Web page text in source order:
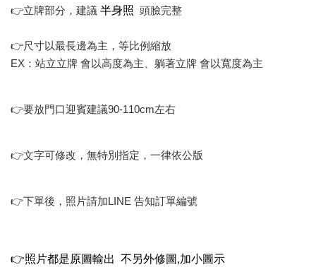
👉立牌部分，建議 半身照 頭臉完整
👉尺寸以最長邊為主，等比例縮放
EX：站立立牌 會以高度為主、躺著立牌 會以寬度為主
👉要放門口迎賓建議90-110cm左右
👉文字可修改，無特別指定，一律依公版
👉下單後，照片請加LINE 告知訂單編號
👉照片都是原圖輸出 不另外修圖,加小圖示